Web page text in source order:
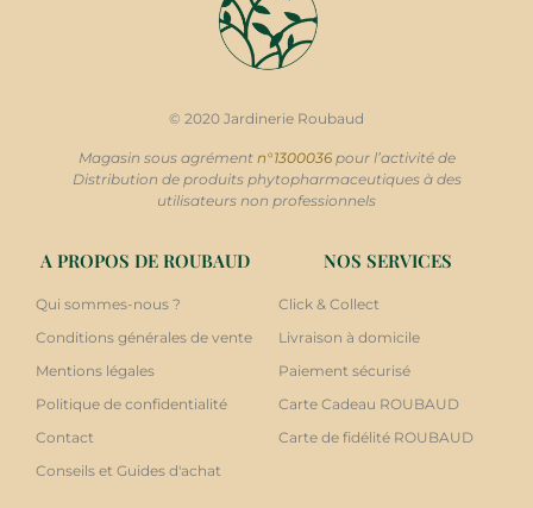
© 2020 Jardinerie Roubaud
Magasin sous agrément n°1300036pour l’activité de
Distribution de produits phytopharmaceutiques à des
utilisateurs non professionnels
A PROPOS DE ROUBAUD
Qui sommes-nous ?
Conditions générales de vente
Mentions légales
Politique de confidentialité
Contact
Conseils et Guides d'achat
NOS SERVICES
Click & Collect
Livraison à domicile
Paiement sécurisé
Carte Cadeau ROUBAUD
Carte de fidélité ROUBAUD